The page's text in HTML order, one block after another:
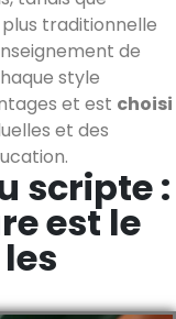
traditionnelle
de
style
et est choisi
et des
scripte :
est le